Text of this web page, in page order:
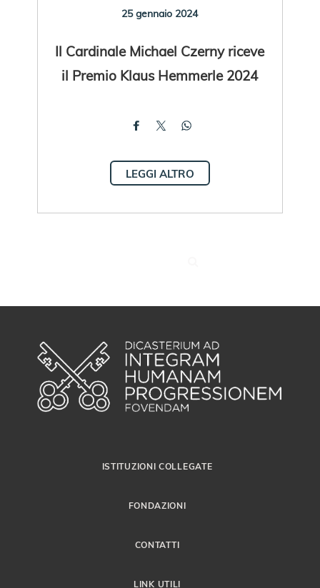
25 gennaio 2024
Il Cardinale Michael Czerny riceve
il Premio Klaus Hemmerle 2024
LEGGI ALTRO
ISTITUZIONI COLLEGATE
FONDAZIONI
CONTATTI
LINK UTILI